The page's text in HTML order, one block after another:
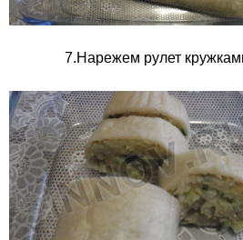
7.Нарежем рулет